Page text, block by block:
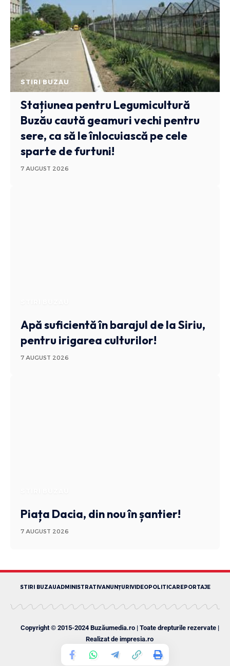
STIRI BUZAU
Stațiunea pentru Legumicultură
Buzău caută geamuri vechi pentru
sere, ca să le înlocuiască pe cele
sparte de furtuni!
7 AUGUST 2026
Apă suficientă în barajul de la Siriu,
pentru irigarea culturilor!
7 AUGUST 2026
Piața Dacia, din nou în șantier!
7 AUGUST 2026
STIRI BUZAUADMINISTRATIVANUNȚURIVIDEOPOLITICAREPORTAJE
Copyright © 2015-2024 Buzăumedia.ro | Toate drepturile rezervate |
Realizat de impresia.ro